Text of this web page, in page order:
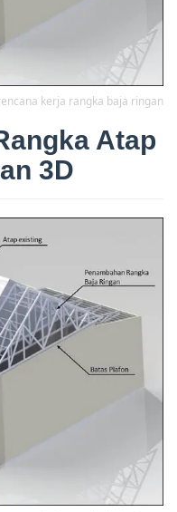
kerja rangka baja ringan
Atap
3D